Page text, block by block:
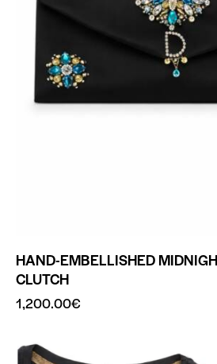
HAND-EMBELLISHED
CLUTCH
1,200.00€